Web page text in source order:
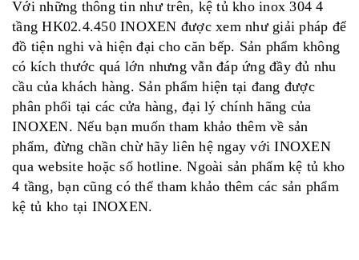
Với những thông tin như trên, kệ tủ kho inox 304 4
tầng HK02.4.450 INOXEN được xem như giải pháp để
đồ tiện nghi và hiện đại cho căn bếp. Sản phẩm không
có kích thước quá lớn nhưng vẫn đáp ứng đầy đủ nhu
cầu của khách hàng. Sản phẩm hiện tại đang được
phân phối tại các cửa hàng, đại lý chính hãng của
INOXEN. Nếu bạn muốn tham khảo thêm về sản
phẩm, đừng chần chừ hãy liên hệ ngay với INOXEN
qua website hoặc số hotline. Ngoài sản phẩm kệ tủ kho
4 tầng, bạn cũng có thể tham khảo thêm các sản phẩm
kệ tủ kho tại INOXEN.